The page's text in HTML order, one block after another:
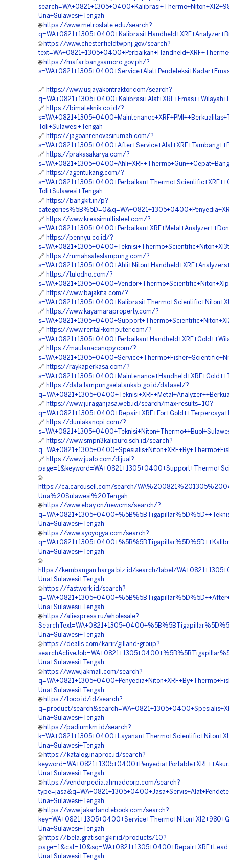
Una+Sulawesi+Tengah
🌐 https://www.metrostate.edu/search?
🌐 https://www.chesterfieldtwpnj.gov/search?
🌐 https://mafar.bangsamoro.gov.ph/?
🔗 https://www.usjayakontraktor.com/search?
🔗 https://bimateknik.co.id/?
Toli+Sulawesi+Tengah
🔗 https://jagoanrenovasirumah.com/?
🔗 https://prakasakarya.com/?
🔗 https://agentukang.com/?
Toli+Sulawesi+Tengah
🔗 https://bangkit.in/p?
🔗 https://www.kreasimultisteel.com/?
🔗 https://pennyu.co.id/?
🔗 https://rumahsaleslampung.com/?
🔗 https://tulodho.com/?
🔗 https://www.bajakita.com/?
🔗 https://www.kayamaraproperty.com/?
🔗 https://www.rental-komputer.com/?
🔗 https://maulanacanopy.com/?
🔗 https://raykaperkasa.com/?
🔗 https://data.lampungselatankab.go.id/dataset/?
🔗 https://www.juraganjasa.web.id/search/max-results=10?
🔗 https://duniakanopi.com/?
🔗 https://www.smpn3kalipuro.sch.id/search?
🔗 https://www.jualo.com/dijual?
🌐
https://ca.carousell.com/search/
Una%20Sulawesi%20Tengah
🌐 https://www.ebay.cn/newcms/search/?
Una+Sulawesi+Tengah
🌐 https://www.ayoyogya.com/search?
Una+Sulawesi+Tengah
🌐
https://kembangan.harga.biz.id/search/label/
Una+Sulawesi+Tengah
🌐 https://fastwork.id/search?
Una+Sulawesi+Tengah
🌐 https://aliexpress.ru/wholesale?
Una+Sulawesi+Tengah
🌐 https://dealls.com/karir/gilland-group?
Una+Sulawesi+Tengah
🌐 https://www.jakmall.com/search?
Una+Sulawesi+Tengah
🌐 https://toco.id/id/search?
q=product/
Una+Sulawesi+Tengah
🌐 https://padiumkm.id/search?
Una+Sulawesi+Tengah
🌐 https://katalog.inaproc.id/search?
Una+Sulawesi+Tengah
🌐 https://vendorpedia.ahmadcorp.com/search?
Una+Sulawesi+Tengah
🌐 https://www.jakartanotebook.com/search?
Una+Sulawesi+Tengah
🌐 https://bela.gratisongkir.id/products/10?
Una+Sulawesi+Tengah